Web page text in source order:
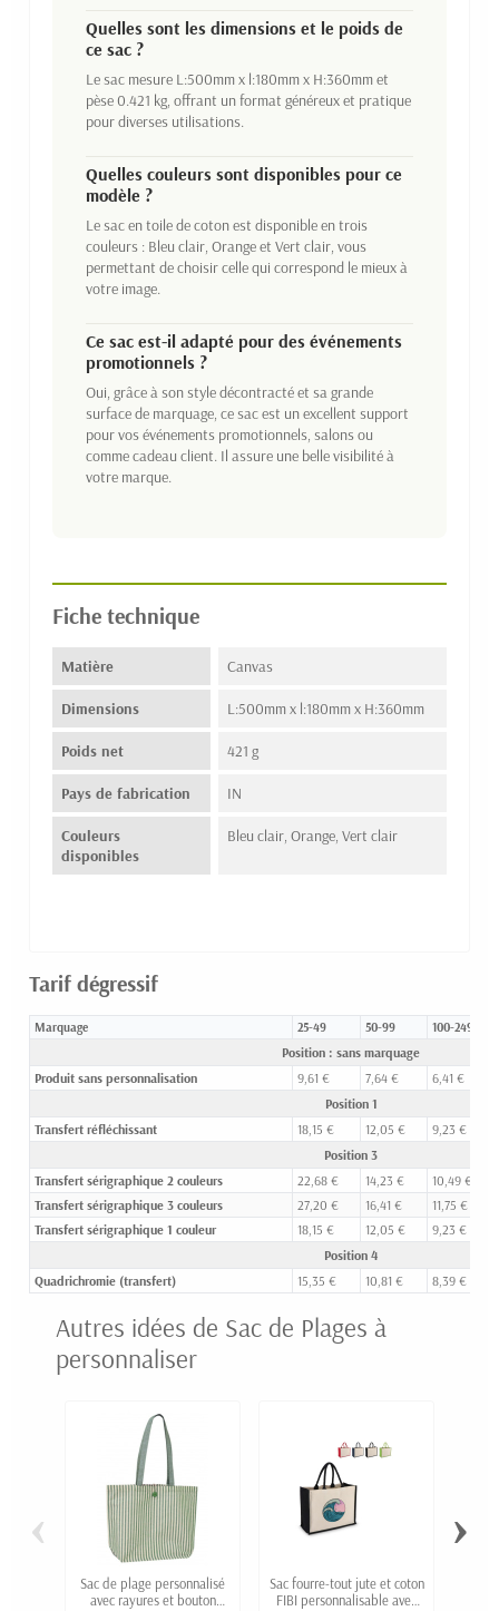
Quelles sont les dimensions et le poids de
ce sac ?
Le sac mesure L:500mm x l:180mm x H:360mm et
pèse 0.421 kg, offrant un format généreux et pratique
pour diverses utilisations.
Quelles couleurs sont disponibles pour ce
modèle ?
Le sac en toile de coton est disponible en trois
couleurs : Bleu clair, Orange et Vert clair, vous
permettant de choisir celle qui correspond le mieux à
votre image.
Ce sac est-il adapté pour des événements
promotionnels ?
Oui, grâce à son style décontracté et sa grande
surface de marquage, ce sac est un excellent support
pour vos événements promotionnels, salons ou
comme cadeau client. Il assure une belle visibilité à
votre marque.
Fiche technique
Matière Canvas
Dimensions L:500mm x l:180mm x H:360mm
Poids net 421 g
Pays de fabrication IN
Couleurs
disponibles
Bleu clair, Orange, Vert clair
Tarif dégressif
Marquage 25-49 50-99 100-249
Position : sans marquage
Produit sans personnalisation
9,61 € 7,64 €
6,41 €
Position 1
Transfert réfléchissant
18,15 € 12,05 €
9,23 €
Position 3
Transfert sérigraphique 2 couleurs
22,68 € 14,23 €
10,49 €
Transfert sérigraphique 3 couleurs
27,20 € 16,41 €
11,75 €
Transfert sérigraphique 1 couleur
18,15 € 12,05 €
9,23 €
Position 4
Quadrichromie (transfert)
15,35 € 10,81 € 8,39 €
Autres idées de Sac de Plages à
personnaliser
Sac de plage personnalisé
avec rayures et bouton
Sac fourre-tout jute et coton
FIBI personnalisable avec
‹ ›